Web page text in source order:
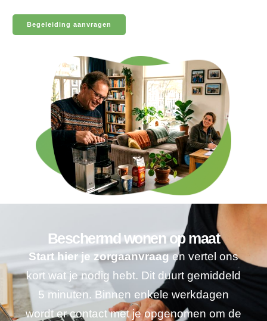
Begeleiding aanvragen
Beschermd wonen op maat
Start hier je zorgaanvraagen vertel ons
kort wat je nodig hebt. Dit duurt gemiddeld
5 minuten. Binnen enkele werkdagen
wordt er contact met je opgenomen om de